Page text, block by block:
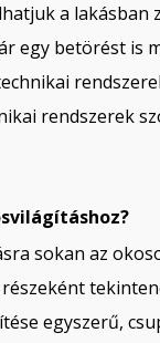
a lakásban
egy betörést is
rendszerek
sokan az
egyszerű,